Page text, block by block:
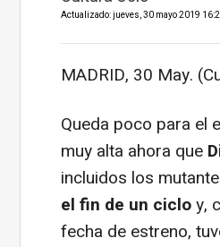
Actualizado: jueves, 30 mayo 2019
MADRID, 30 May.
Queda poco para el
muy alta ahora que
incluidos los
el fin de un cicloy,
fecha de estreno,